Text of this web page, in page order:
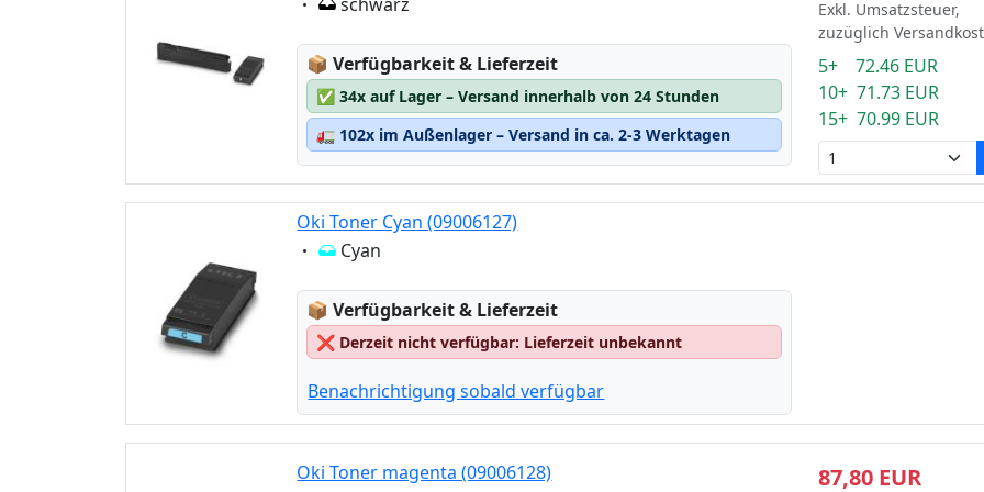
📦Lagerstatus:
Verfügbarkeit & Lieferzeit
✅ 34x auf Lager – Versand innerhalb von 24 Stunden
🚛 102x im Außenlager – Versand in ca. 2-3 Werktagen
Exkl. Umsatzsteuer,
zuzüglich
5+ 72.46 EUR
10+ 71.73 EUR
15+ 70.99 EUR
Oki Toner Cyan (09006127)
Eigenschaft:
Cyan
📦Lagerstatus:
Verfügbarkeit & Lieferzeit
❌ Derzeit nicht verfügbar: Lieferzeit unbekannt
Benachrichtigung sobald verfügbar
Oki Toner magenta (09006128)
87,80 EUR